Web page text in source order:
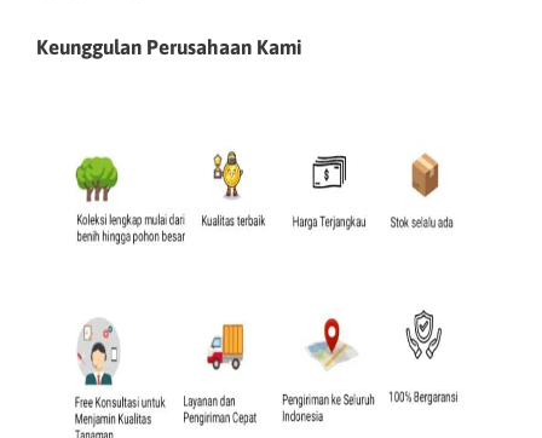
Keunggulan Perusahaan Kami